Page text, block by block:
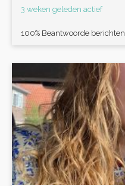
3 weken geleden actief
100% Beantwoorde berichten